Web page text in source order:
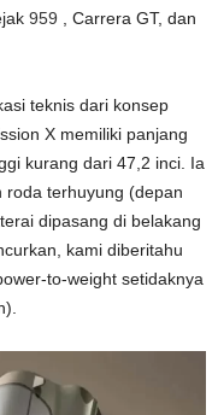
959 , Carrera GT, dan
teknis dari konsep
X memiliki panjang
kurang dari 47,2 inci. Ia
roda terhuyung (depan
dipasang di belakang
kami diberitahu
to-weight setidaknya